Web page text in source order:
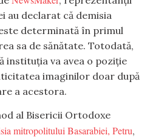
au declarat că demisia
determinată în primul
sa de sănătate. Totodată,
instituția va avea o poziție
imaginilor doar după
a acestora.
al Bisericii Ortodoxe
mitropolitului Basarabiei, Petru,